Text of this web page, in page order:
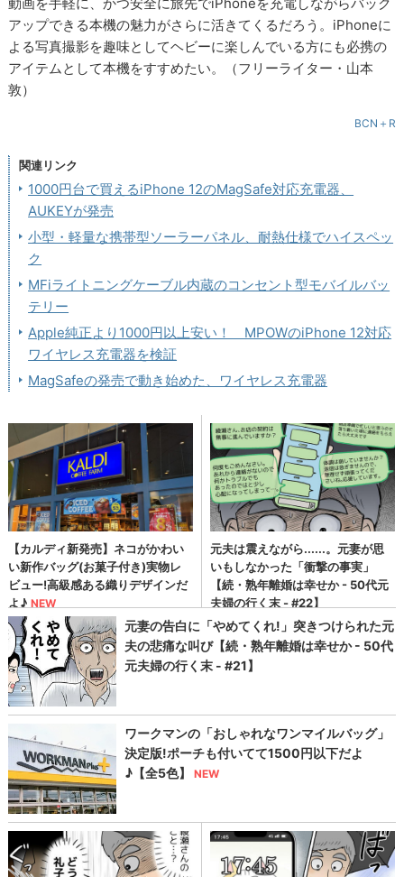
アップできる本機の魅力がさらに活きてくるだろう。iPhoneに
よる写真撮影を趣味としてヘビーに楽しんでいる方にも必携の
アイテムとして本機をすすめたい。（フリーライター・山本
敦）
BCN＋R
関連リンク
1000円台で買えるiPhone 12のMagSafe対応充電器、
AUKEYが発売
小型・軽量な携帯型ソーラーパネル、耐熱仕様でハイスペッ
ク
MFiライトニングケーブル内蔵のコンセント型モバイルバッ
テリー
Apple純正より1000円以上安い！ MPOWのiPhone 12対応
ワイヤレス充電器を検証
MagSafeの発売で動き始めた、ワイヤレス充電器